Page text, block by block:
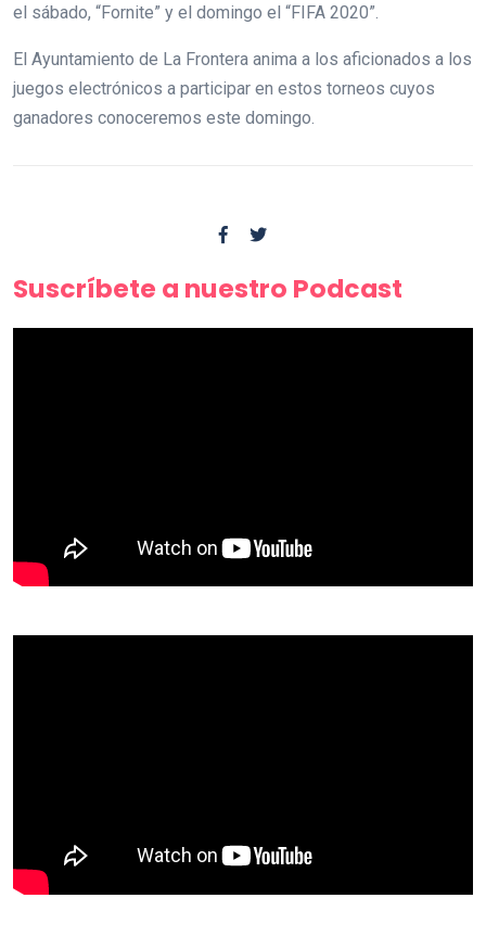
el sábado, “Fornite” y el domingo el “FIFA 2020”.
El Ayuntamiento de La Frontera anima a los aficionados a los
juegos electrónicos a participar en estos torneos cuyos
ganadores conoceremos este domingo.
Suscríbete a nuestro Podcast